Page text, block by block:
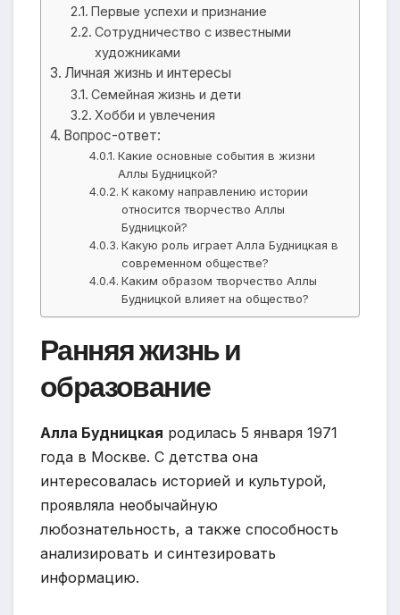
Первые успехи и признание
Сотрудничество с известными
художниками
Личная жизнь и интересы
Семейная жизнь и дети
Хобби и увлечения
Вопрос-ответ:
Какие основные события в жизни
Аллы Будницкой?
К какому направлению истории
относится творчество Аллы
Будницкой?
Какую роль играет Алла Будницкая в
современном обществе?
Каким образом творчество Аллы
Будницкой влияет на общество?
Ранняя жизнь и
образование
Алла Будницкая родилась 5 января 1971
года в Москве. С детства она
интересовалась историей и культурой,
проявляла необычайную
любознательность, а также способность
анализировать и синтезировать
информацию.